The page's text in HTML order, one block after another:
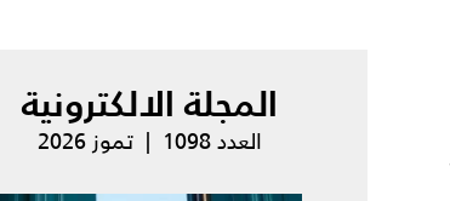
المجلة الالكترونية
العدد 1098 | تموز 2026